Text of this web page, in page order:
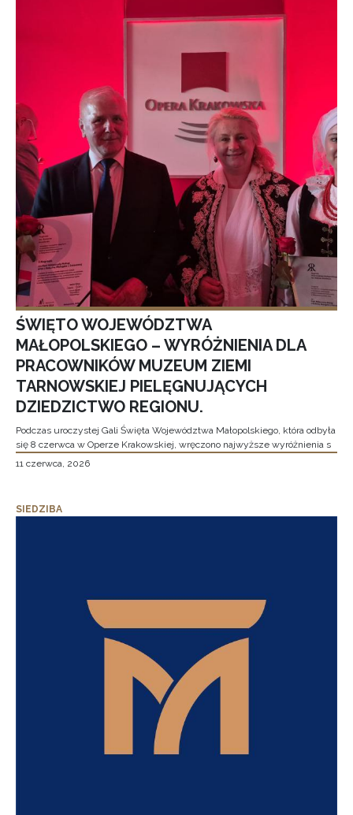
ŚWIĘTO WOJEWÓDZTWA
MAŁOPOLSKIEGO – WYRÓŻNIENIA DLA
PRACOWNIKÓW MUZEUM ZIEMI
TARNOWSKIEJ PIELĘGNUJĄCYCH
DZIEDZICTWO REGIONU.
Podczas uroczystej Gali Święta Województwa Małopolskiego, która odbyła
się 8 czerwca w Operze Krakowskiej, wręczono najwyższe wyróżnienia s
11 czerwca, 2026
SIEDZIBA